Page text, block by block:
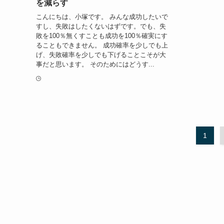
を減らす
こんにちは、小塚です。 みんな成功したいで
すし、失敗はしたくないはずです。でも、失
敗を100％無くすことも成功を100％確実にす
ることもできません。 成功確率を少しでも上
げ、失敗確率を少しでも下げることこそが大
事だと思います。 そのためにはどうす...
1